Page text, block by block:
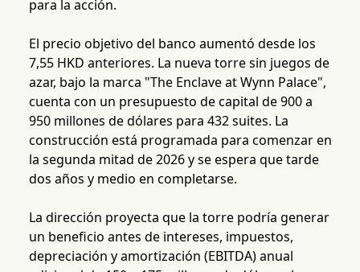
para la acción.
El precio objetivo del banco aumentó desde los
7,55 HKD anteriores. La nueva torre sin juegos de
azar, bajo la marca "The Enclave at Wynn Palace",
cuenta con un presupuesto de capital de 900 a
950 millones de dólares para 432 suites. La
construcción está programada para comenzar en
la segunda mitad de 2026 y se espera que tarde
dos años y medio en completarse.
La dirección proyecta que la torre podría generar
un beneficio antes de intereses, impuestos,
depreciación y amortización (EBITDA) anual